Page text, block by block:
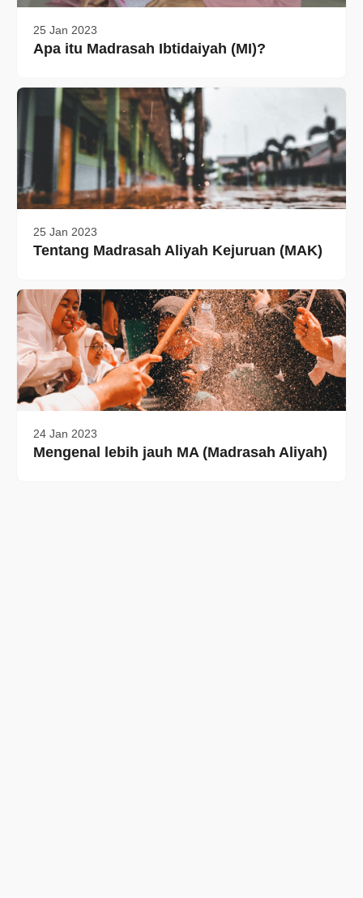
25 Jan 2023
Apa itu Madrasah Ibtidaiyah (MI)?
25 Jan 2023
Tentang Madrasah Aliyah Kejuruan (MAK)
24 Jan 2023
Mengenal lebih jauh MA (Madrasah Aliyah)